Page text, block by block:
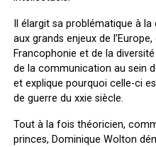
Il élargit sa problématique à
aux grands enjeux de
Francophonie et de la
de la communication au sein
et explique pourquoi celle-ci
de guerre du xxie siècle.
Tout à la fois théoricien,
princes, Dominique Wolton